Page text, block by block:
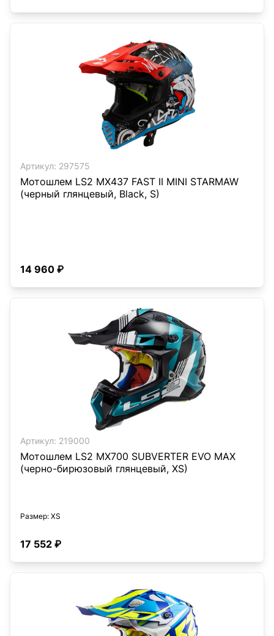
Артикул: 297575
Мотошлем LS2 MX437 FAST II MINI STARMAW
(черный глянцевый, Black, S)
14 960 ₽
Артикул: 219000
Мотошлем LS2 MX700 SUBVERTER EVO MAX
(черно-бирюзовый глянцевый, XS)
Размер: XS
17 552 ₽